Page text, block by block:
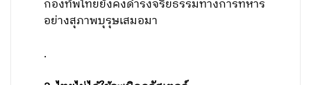
กองทัพไทยยังคงดำรงจริยธรรมทางการทหาร
อย่างสุภาพบุรุษเสมอมา
.